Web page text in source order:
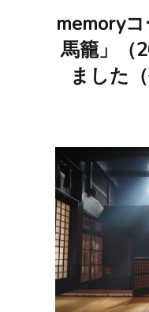
memory
馬籠」（
ました